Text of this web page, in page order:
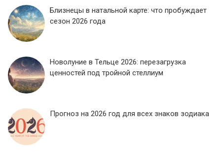
Близнецы в натальной карте: что пробуждает
сезон 2026 года
Новолуние в Тельце 2026: перезагрузка
ценностей под тройной стеллиум
Прогноз на 2026 год для всех знаков зодиака